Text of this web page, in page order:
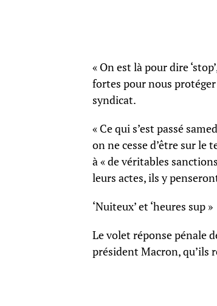
« On est là pour dire
fortes pour nous
syndicat.
« Ce qui s’est passé
on ne cesse d’être sur le
à « de véritables
leurs actes, ils y
‘Nuiteux’ et ‘heures sup »
Le volet réponse pénale
président Macron, qu’ils